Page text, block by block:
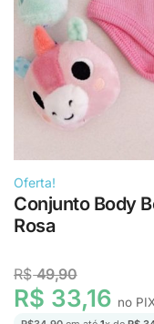
Oferta!
Conjunto Body
Rosa
R$49,90
R$ 33,16 no